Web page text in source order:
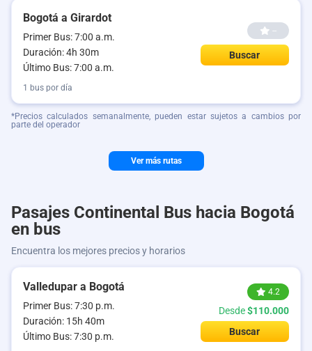
Bogotá a Girardot
Primer Bus: 7:00 a.m.
Duración: 4h 30m
Último Bus: 7:00 a.m.
--
Buscar
1 bus por día
*Precios calculados semanalmente, pueden estar sujetos a cambios por
parte del operador
Ver más rutas
Pasajes Continental Bus hacia Bogotá
en bus
Encuentra los mejores precios y horarios
Valledupar a Bogotá
Primer Bus: 7:30 p.m.
Duración: 15h 40m
Último Bus: 7:30 p.m.
4.2
Desde$110.000
Buscar